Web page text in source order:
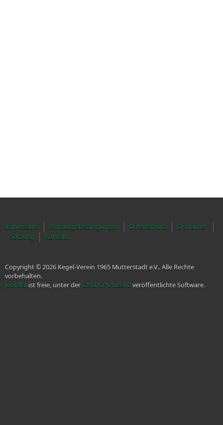
Impressum Nutzungsbedingungen Datenschutz
Disclaimer
Satzung
Kontakt
Copyright © 2026 Kegel-Verein 1965 Mutterstadt e.V.. Alle Rechte
vorbehalten.
Joomla! ist freie, unter der GNU/GPL-Lizenzveröffentlichte Software.